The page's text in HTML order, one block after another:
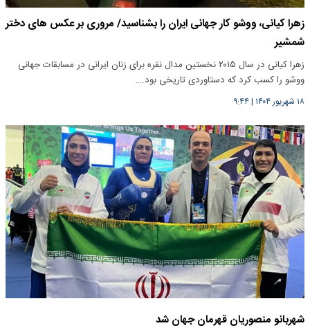
زهرا کیانی، ووشو کار جهانی ایران را بشناسید/ مروری بر عکس های دختر
شمشیر
زهرا کیانی در سال ۲۰۱۵ نخستین مدال نقره برای زنان ایرانی در مسابقات جهانی
ووشو را کسب کرد که دستاوردی تاریخی بود.…
۱۸ شهریور ۱۴۰۴ |۹:۴۴
شهربانو منصوریان قهرمان جهان شد